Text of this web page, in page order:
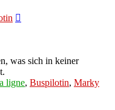
was sich in keiner
ligne, Buspilotin, Marky